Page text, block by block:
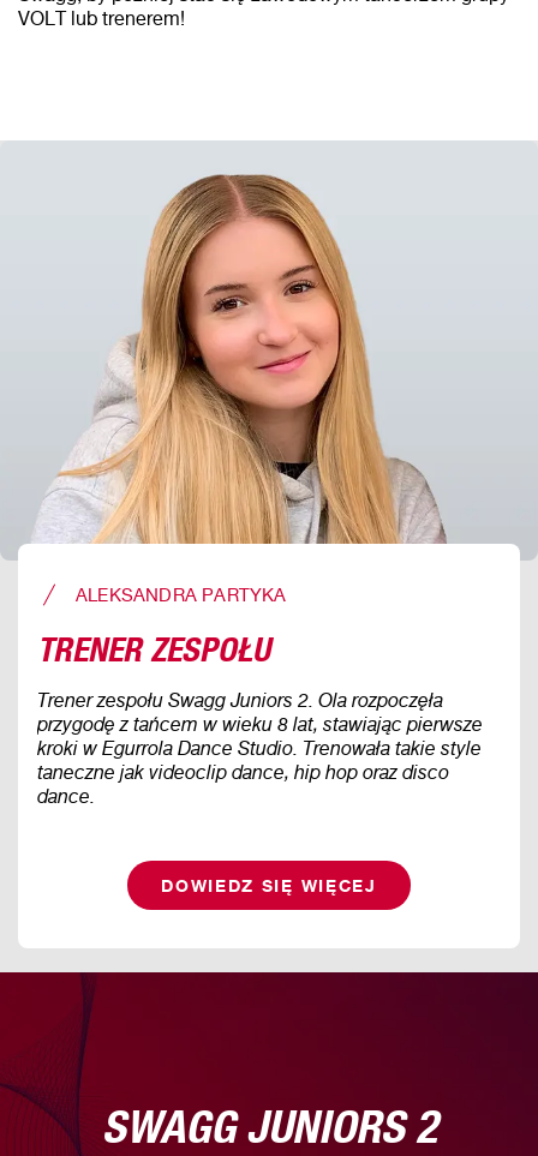
VOLT lub trenerem!
ALEKSANDRA PARTYKA
TRENER ZESPOŁU
Trener zespołu Swagg Juniors 2. Ola rozpoczęła
przygodę z tańcem w wieku 8 lat, stawiając pierwsze
kroki w Egurrola Dance Studio. Trenowała takie style
taneczne jak videoclip dance, hip hop oraz disco
dance.
DOWIEDZ SIĘ WIĘCEJ
SWAGG JUNIORS 2